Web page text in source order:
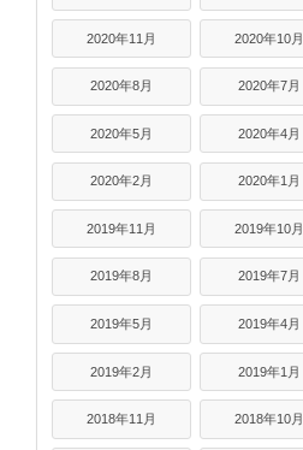
2020年11月 2020年10月
2020年8月 2020年7月
2020年5月 2020年4月
2020年2月 2020年1月
2019年11月 2019年10月
2019年8月 2019年7月
2019年5月 2019年4月
2019年2月 2019年1月
2018年11月 2018年10月